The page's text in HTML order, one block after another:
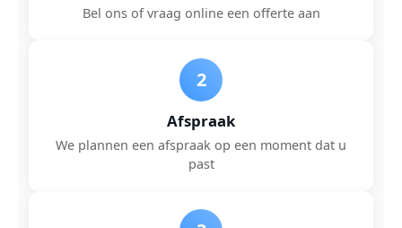
Bel ons of vraag online een offerte aan
2
Afspraak
We plannen een afspraak op een moment dat u
past